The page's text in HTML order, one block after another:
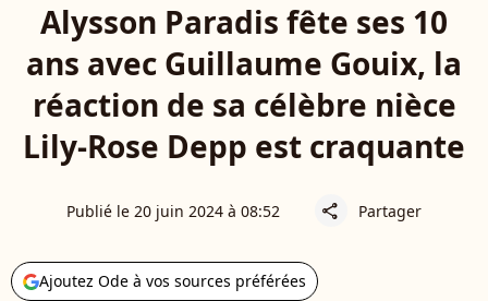
Alysson Paradis fête ses 10
ans avec Guillaume Gouix, la
réaction de sa célèbre nièce
Lily-Rose Depp est craquante
Publié le 20 juin 2024 à 08:52 share Partager
Ajoutez Ode à vos sources préférées